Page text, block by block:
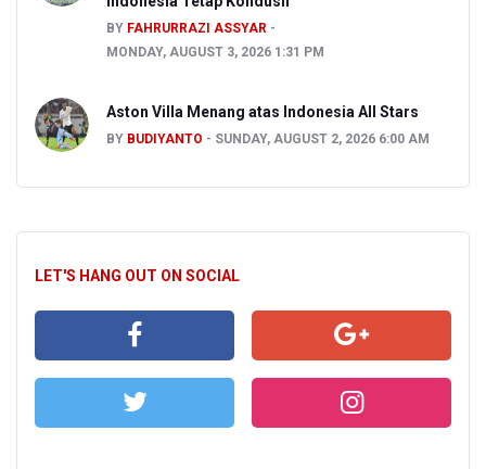
BY FAHRURRAZI ASSYAR
MONDAY, AUGUST 3, 2026 1:31 PM
Aston Villa Menang atas Indonesia All Stars
BY BUDIYANTO SUNDAY, AUGUST 2, 2026 6:00 AM
LET'S HANG OUT ON SOCIAL